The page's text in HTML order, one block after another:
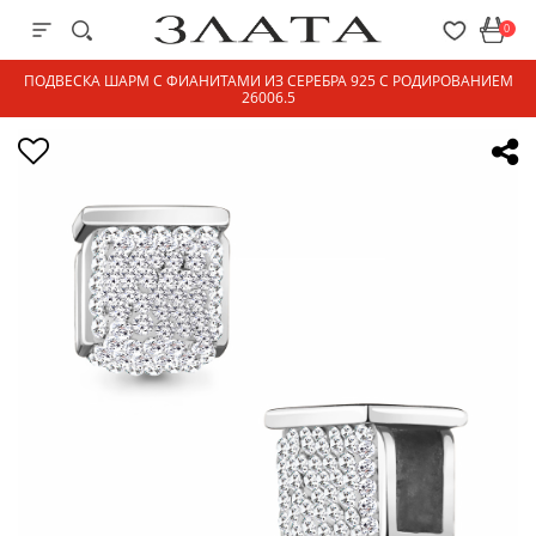
0
ПОДВЕСКА ШАРМ С ФИАНИТАМИ ИЗ СЕРЕБРА 925 С РОДИРОВАНИЕМ
26006.5